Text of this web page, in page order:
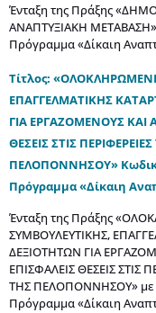
Ένταξη της Πράξης
ΑΝΑΠΤΥΞΙΑΚΗ ΜΕΤΑΒΑΣΗ»
Πρόγραμμα «Δίκαιη
Τίτλος:
ΕΠΑΓΓΕΛΜΑΤΙΚΗΣ
ΓΙΑ ΕΡΓΑΖΟΜΕΝΟΥΣ
ΘΕΣΕΙΣ ΣΤΙΣ
ΠΕΛΟΠΟΝΝΗΣΟΥ»
Πρόγραμμα «Δίκαιη
Ένταξη της Πράξης
ΣΥΜΒΟΥΛΕΥΤΙΚΗΣ,
ΔΕΞΙΟΤΗΤΩΝ ΓΙΑ
ΕΠΙΣΦΑΛΕΙΣ ΘΕΣΕΙΣ ΣΤΙΣ
ΤΗΣ ΠΕΛΟΠΟΝΝΗΣΟΥ» με
Πρόγραμμα «Δίκαιη